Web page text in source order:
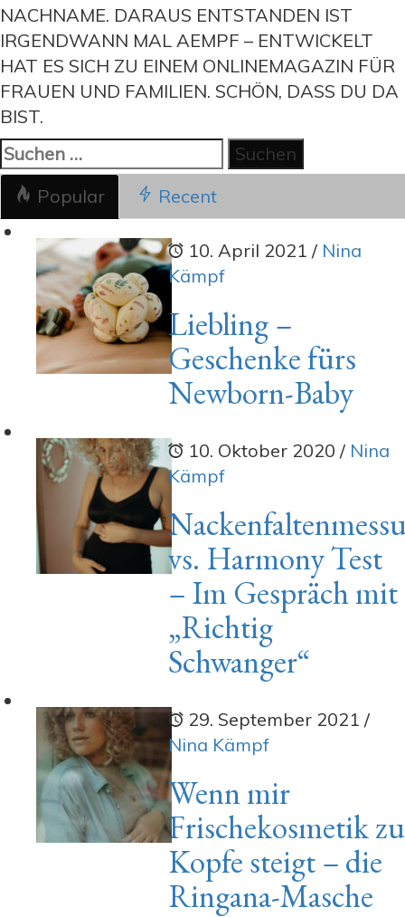
NACHNAME. DARAUS ENTSTANDEN IST
IRGENDWANN MAL AEMPF – ENTWICKELT
HAT ES SICH ZU EINEM ONLINEMAGAZIN FÜR
FRAUEN UND FAMILIEN. SCHÖN, DASS DU DA
BIST.
Suchen
nach:
Popular
Recent
10. April 2021 / Nina
Kämpf
Liebling –
Geschenke fürs
Newborn-Baby
10. Oktober 2020 / Nina
Kämpf
vs. Harmony Test
– Im Gespräch mit
„Richtig
Schwanger“
29. September 2021 /
Nina Kämpf
Wenn mir
Frischekosmetik zu
Kopfe steigt – die
Ringana-Masche